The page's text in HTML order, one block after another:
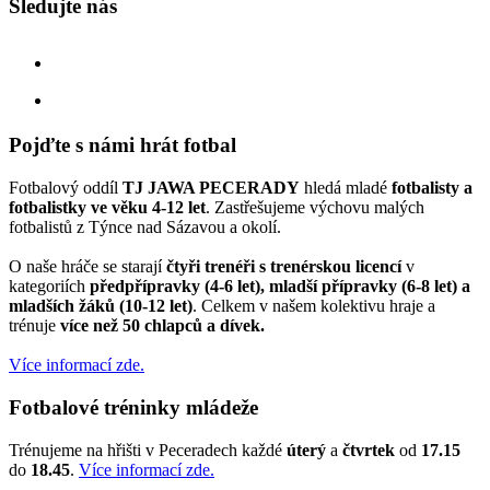
Sledujte nás
Pojďte s námi hrát fotbal
Fotbalový oddíl TJ JAWA PECERADY hledá mladé fotbalisty a
fotbalistky ve věku 4-12 let. Zastřešujeme výchovu malých
fotbalistů z Týnce nad Sázavou a okolí.
O naše hráče se starajíčtyři trenéři s trenérskou licencív
kategoriích předpřípravky (4-6 let), mladší přípravky (6-8 let) a
mladších žáků (10-12 let). Celkem v našem kolektivu hraje a
trénuje více než 50 chlapců a dívek.
Více informací zde.
Fotbalové tréninky mládeže
Trénujeme na hřišti v Peceradech každé úterý a čtvrtek od 17.15
do 18.45. Více informací zde.